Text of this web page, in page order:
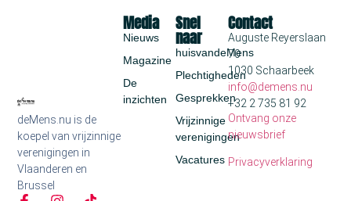
deMens.nu is de
koepel van vrijzinnige
verenigingen in
Vlaanderen en
Brussel
Snel
naar
huisvandeMens
Plechtigheden
Gesprekken
Vrijzinnige
verenigingen
Vacatures
Media
Nieuws
Magazine
De
inzichten
Contact
Auguste Reyerslaan
70
1030 Schaarbeek
info@demens.nu
+32 2 735 81 92
Ontvang onze
nieuwsbrief
Privacyverklaring